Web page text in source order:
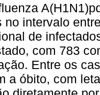
no intervalo
de
com 783
Entre os
a óbito, com